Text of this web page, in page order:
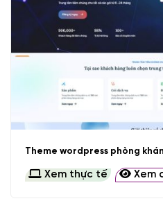
Theme wordpress phòng
Xem thực tế Xem